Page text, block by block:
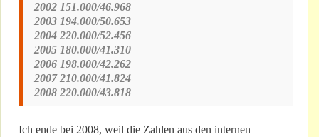
2002 151.000/46.968
2003 194.000/50.653
2004 220.000/52.456
2005 180.000/41.310
2006 198.000/42.262
2007 210.000/41.824
2008 220.000/43.818
Ich ende bei 2008, weil die Zahlen aus den internen